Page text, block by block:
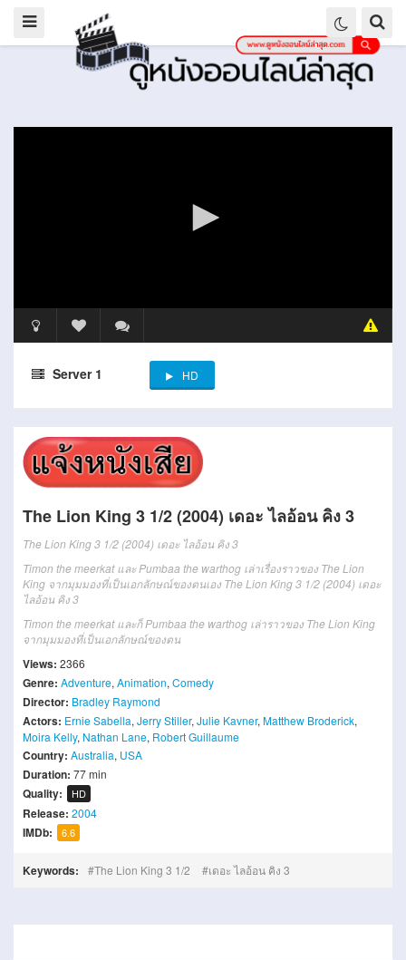
Server 1 HD
The Lion King 3 1/2 (2004) เดอะ ไลอ้อน คิง 3
The Lion King 3 1/2 (2004) เดอะ ไลอ้อน คิง 3
Timon the meerkat และ Pumbaa the warthog เล่าเรื่องราวของ The Lion
King จากมุมมองที่เป็นเอกลักษณ์ของตนเอง The Lion King 3 1/2 (2004) เดอะ
ไลอ้อน คิง 3
Timon the meerkat และก็ Pumbaa the warthog เล่าราวของ The Lion King
จากมุมมองที่เป็นเอกลักษณ์ของตน
Views: 2366
Genre: Adventure, Animation, Comedy
Director: Bradley Raymond
Actors: Ernie Sabella, Jerry Stiller, Julie Kavner, Matthew Broderick,
Moira Kelly, Nathan Lane, Robert Guillaume
Country: Australia, USA
Duration: 77 min
Quality: HD
Release: 2004
IMDb: 6.6
Keywords: The Lion King 3 1/2 เดอะ ไลอ้อน คิง 3